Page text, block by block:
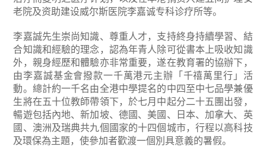
老院及资助建设威尔斯医院李嘉诚专科诊疗所等。
李嘉誠先生崇尚知識、尊重人才，支持終身持續學習、結
合知識和經驗的理念，認為年青人除可從書本上吸收知識
外，親身經歷和體驗亦非常重要，遂在教育署的協辦下，
由李嘉誠基金會撥款一千萬港元主辦「千禧萬里行」活
動。總計約一千名由全港中學提名的中四至中七品學兼優
生將在五十位教師帶領下，於七月中起分二十五團出發，
暢遊包括內地、新加坡、德國、美國、日本、加拿大、英
國、澳洲及瑞典共九個國家的十四個城市，行程以高科技
及環保為主題，使參加者歡渡一個別具意義的暑假。